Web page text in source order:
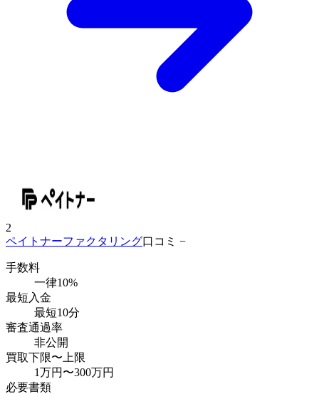
2
ペイトナーファクタリング口コミ −
手数料
一律10%
最短入金
最短10分
審査通過率
非公開
買取下限〜上限
1万円 〜300万円
必要書類